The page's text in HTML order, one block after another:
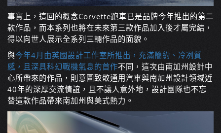
事實上，這回的概念Corvette跑車已是品牌今年推出的第二
款作品，而本系列也將在未來第三款作品加入後才屬完結，
得以向世人展示全系列三輛作品的面貌。
與今年4月由英國設計工作室所推出，充滿簡約、冷冽質
感，且深具科幻戰機氣息的首作不同，這次由南加州設計中
心所帶來的作品，則意圖致敬通用汽車與南加州設計領域近
40年的深厚交流情誼，且不讓人意外地，設計團隊也不忘
替這款作品帶來南加州與美式熱力。